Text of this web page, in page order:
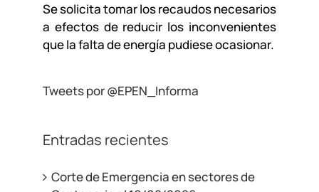
Se solicita tomar los recaudos necesarios
a efectos de reducir los inconvenientes
que la falta de energía pudiese ocasionar.
Tweets por @EPEN_Informa
Entradas recientes
Corte de Emergencia en sectores de